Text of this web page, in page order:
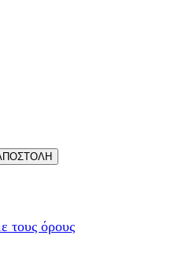
τους όρους